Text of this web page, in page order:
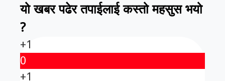
यो खबर पढेर तपाईलाई कस्तो महसुस भयो
?
+1
0
+1